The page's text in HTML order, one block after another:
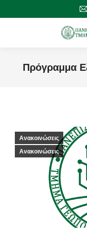
Πρόγραμμα
Ανακοινώσεις
Ανακοινώσεις